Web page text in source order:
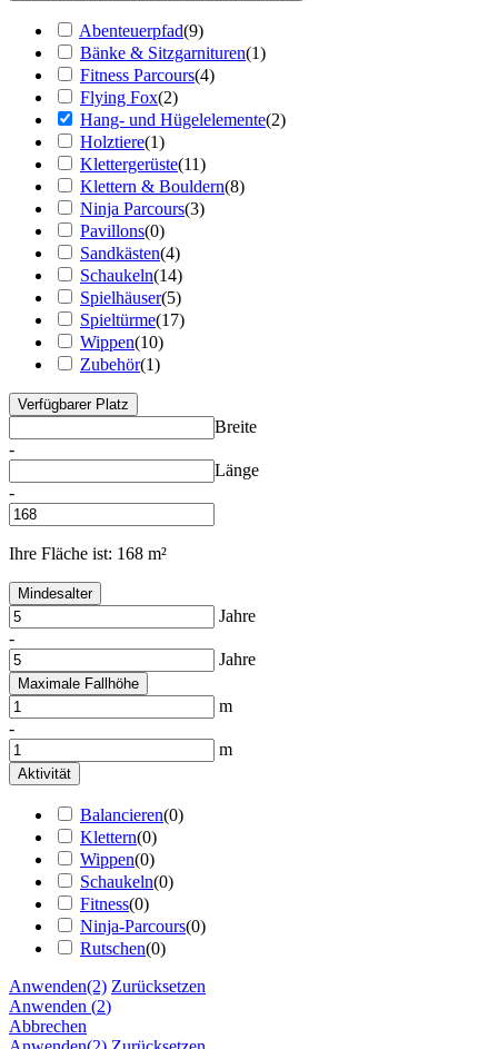
Abenteuerpfad(9)
Bänke & Sitzgarnituren(1)
Fitness Parcours(4)
Flying Fox(2)
Hang- und Hügelelemente(2)
Holztiere(1)
Klettergerüste(11)
Klettern & Bouldern(8)
Ninja Parcours(3)
Pavillons(0)
Sandkästen(4)
Schaukeln(14)
Spielhäuser(5)
Spieltürme(17)
Wippen(10)
Zubehör(1)
Verfügbarer Platz
Breite
-
Länge
-
Ihre Fläche ist: 168 m²
Mindesalter
Jahre
-
Jahre
Maximale Fallhöhe
m
-
m
Aktivität
Balancieren(0)
Klettern(0)
Wippen(0)
Schaukeln(0)
Fitness(0)
Ninja-Parcours(0)
Rutschen(0)
Anwenden(2) Zurücksetzen
Anwenden (2)
Abbrechen